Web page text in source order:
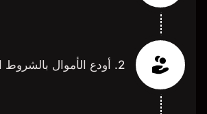
2. أودع الأموال بالشروط التي تناسبك